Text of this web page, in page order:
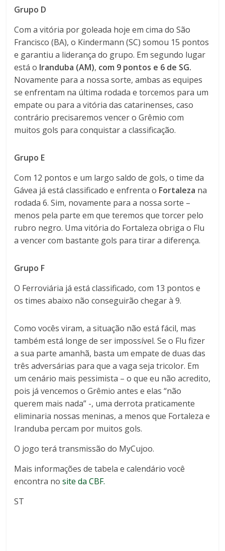
Grupo D
Com a vitória por goleada hoje em cima do São
Francisco (BA), o Kindermann (SC) somou 15 pontos
e garantiu a liderança do grupo. Em segundo lugar
está o Iranduba (AM), com 9 pontos e 6 de SG.
Novamente para a nossa sorte, ambas as equipes
se enfrentam na última rodada e torcemos para um
empate ou para a vitória das catarinenses, caso
contrário precisaremos vencer o Grêmio com
muitos gols para conquistar a classificação.
Grupo E
Com 12 pontos e um largo saldo de gols, o time da
Gávea já está classificado e enfrenta o Fortaleza na
rodada 6. Sim, novamente para a nossa sorte –
menos pela parte em que teremos que torcer pelo
rubro negro. Uma vitória do Fortaleza obriga o Flu
a vencer com bastante gols para tirar a diferença.
Grupo F
O Ferroviária já está classificado, com 13 pontos e
os times abaixo não conseguirão chegar à 9.
Como vocês viram, a situação não está fácil, mas
também está longe de ser impossível. Se o Flu fizer
a sua parte amanhã, basta um empate de duas das
três adversárias para que a vaga seja tricolor. Em
um cenário mais pessimista – o que eu não acredito,
pois já vencemos o Grêmio antes e elas “não
querem mais nada” -, uma derrota praticamente
eliminaria nossas meninas, a menos que Fortaleza e
Iranduba percam por muitos gols.
O jogo terá transmissão do MyCujoo.
Mais informações de tabela e calendário você
encontra no site da CBF.
ST